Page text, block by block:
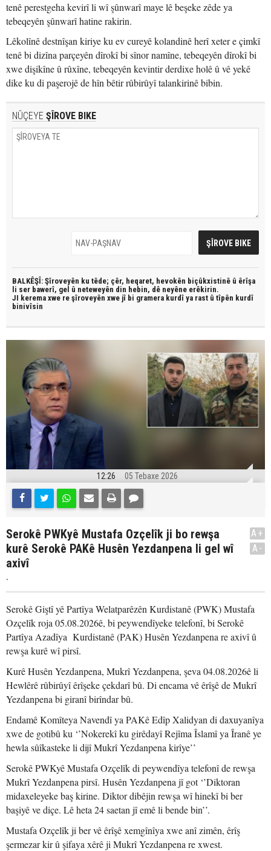
tenê perestgeha kevirî li wî şûnwarî maye lê beşeke zêde ya
tebeqeyên şûnwarî hatine rakirin.
Lêkolînê destnîşan kiriye ku ev cureyê kolandinê herî xeter e çimkî
tenê bi dizîna parçeyên dîrokî bi sînor namîne, tebeqeyên dîrokî bi
xwe dişikîne û rûxîne, tebeqeyên kevintir derdixe holê û vê yekê
dike ku di paşerojê de hîn bêtir rûbirûyî talankirinê bibin.
NÛÇEYE ŞÎROVE BIKE
BALKÊŞÎ: Şîroveyên ku têde; çêr, heqaret, hevokên biçûkxistinê û êrîşa
li ser bawerî, gel û neteweyên din hebin, dê neyêne erêkirin.
JI kerema xwe re şîroveyên xwe jî bi gramera kurdî ya rast û tîpên kurdî
binivîsin
12:26 05 Tebaxe 2026
Serokê PWKyê Mustafa Ozçelîk ji bo rewşa
kurê Serokê PAKê Husên Yezdanpena li gel wî
axivî
.
A+
A-
Serokê Giştî yê Partîya Welatparêzên Kurdistanê (PWK) Mustafa
Ozçelîk roja 05.08.2026ê, bi peywendîyeke telefonî, bi Serokê
Partîya Azadîya Kurdistanê (PAK) Husên Yezdanpena re axivî û
rewşa kurê wî pirsî.
Kurê Husên Yezdanpena, Mukrî Yezdanpena, şeva 04.08.2026ê li
Hewlêrê rûbirûyî êrîşeke çekdarî bû. Di encama vê êrîşê de Mukrî
Yezdanpena bi giranî birîndar bû.
Endamê Komîteya Navendî ya PAKê Edîp Xalidyan di daxuyanîya
xwe de gotibû ku ‘’Nokerekî ku girêdayî Rejîma Îslamî ya Îranê ye
hewla sûîkasteke li dijî Mukrî Yezdanpena kirîye’’
Serokê PWKyê Mustafa Ozçelîk di peywendîya telefonî de rewşa
Mukrî Yezdanpena pirsî. Husên Yezdanpena jî got ‘’Diktoran
midaxeleyeke baş kirine. Diktor dibêjin rewşa wî hinekî bi ber
başiyê ve diçe. Lê heta 24 saetan jî emê li bende bin’’.
Mustafa Ozçelîk ji ber vê êrîşê xemgînîya xwe anî zimên, êrîş
şermezar kir û şifaya xêrê ji Mukrî Yezdanpena re xwest.